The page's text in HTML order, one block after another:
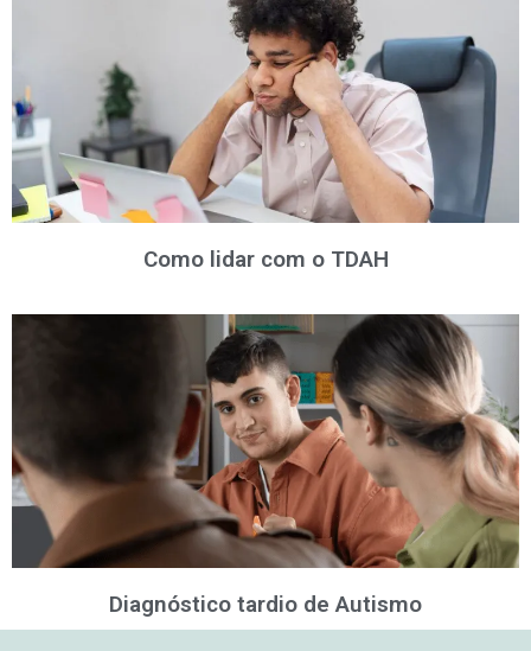
Como lidar com o TDAH
Diagnóstico tardio de Autismo